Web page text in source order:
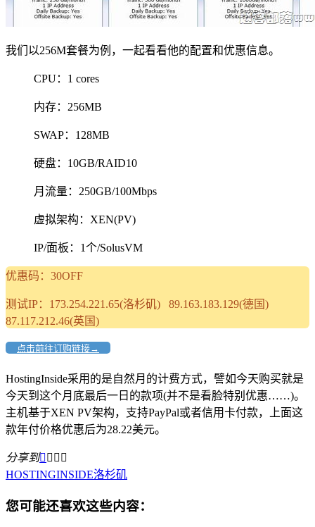
我们以256M套餐为例，一起看看他的配置和优惠信息。
CPU：1 cores
内存：256MB
SWAP：128MB
硬盘：10GB/RAID10
月流量：250GB/100Mbps
虚拟架构：XEN(PV)
IP/面板：1个/SolusVM
优惠码：30OFF
测试IP：173.254.221.65(洛杉矶) 89.163.183.129(德国)
87.117.212.46(英国)
点击前往订购链接→
HostingInside采用的是自然月的计费方式，譬如今天购买就是
今天到这个月底最后一日的款项(并不是看脸特别优惠……)。
主机基于XEN PV架构，支持PayPal或者信用卡付款，上面这
款年付价格优惠后为28.22美元。
分享到   
HOSTINGINSIDE洛杉矶
您可能还喜欢这些内容：